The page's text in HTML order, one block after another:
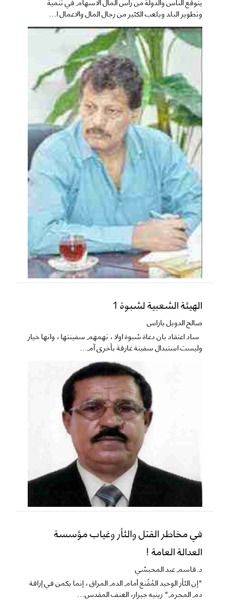
وتطوير البلد ويلعب الكثير من رجال المال والاعمال ا...
الهيئة الشعبية لشبوة 1
صالح الدويل باراس
ساد اعتقاد بان دعاة شبوة اولا ، تهمهم سفينتها ، وانها خيار
وليست استبدال سفينة غارقة بأخرى آم...
في مخاطر القتل والثأر وغياب مؤسسة
العدالة العامة !
د.قاسم عبد المحبشي
"إن الثأر الوحيد المُقّنع أمام الدم المراق ، إنما يكمن في إراقة
دم المجرم" رينيه جيرار، العنف المقدس...